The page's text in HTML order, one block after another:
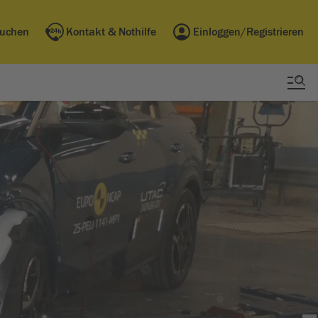
Kontakt & Nothilfe Einloggen/Registrieren